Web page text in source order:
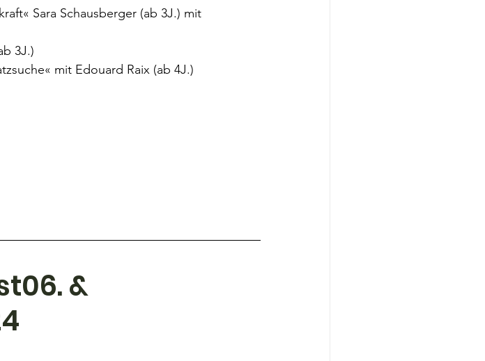
Sara Schausberger (ab 3J.) mit
3J.)
mit Edouard Raix (ab 4J.)
&